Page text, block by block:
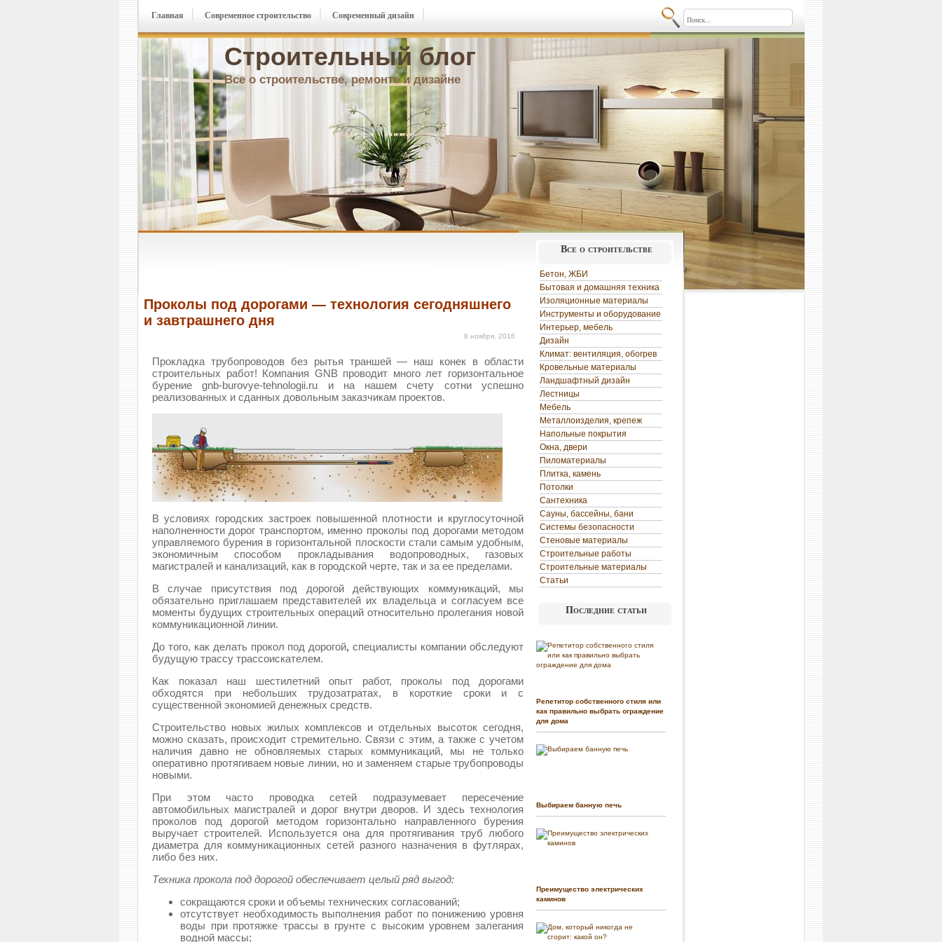
Строительный блог
Все о строительстве, ремонте и дизайне
Главная Современное строительство Современный дизайн
Проколы под дорогами — технология сегодняшнего
и завтрашнего дня
8 ноября, 2016
Прокладка трубопроводов без рытья траншей — наш конек в области
строительных работ! Компания GNB проводит много лет горизонтальное
бурение gnb-burovye-tehnologii.ru и на нашем счету сотни успешно
реализованных и сданных довольным заказчикам проектов.
В условиях городских застроек повышенной плотности и круглосуточной
наполненности дорог транспортом, именно проколы под дорогами методом
управляемого бурения в горизонтальной плоскости стали самым удобным,
экономичным способом прокладывания водопроводных, газовых
магистралей и канализаций, как в городской черте, так и за ее пределами.
​В случае присутствия под дорогой действующих коммуникаций, мы
обязательно приглашаем представителей их владельца и согласуем все
моменты будущих строительных операций относительно пролегания новой
коммуникационной линии.
До того, как делать прокол под дорогой, специалисты компании обследуют
будущую трассу трассоискателем.
Как показал наш шестилетний опыт работ, проколы под дорогами
обходятся при небольших трудозатратах, в короткие сроки и с
существенной экономией денежных средств.
Строительство новых жилых комплексов и отдельных высоток сегодня,
можно сказать, происходит стремительно. Связи с этим, а также с учетом
наличия давно не обновляемых старых коммуникаций, мы не только
оперативно протягиваем новые линии, но и заменяем старые трубопроводы
новыми.
При этом часто проводка сетей подразумевает пересечение
автомобильных магистралей и дорог внутри дворов. И здесь технология
проколов под дорогой методом горизонтально направленного бурения
выручает строителей. Используется она для протягивания труб любого
диаметра для коммуникационных сетей разного назначения в футлярах,
либо без них.
Техника прокола под дорогой обеспечивает целый ряд выгод:
сокращаются сроки и объемы технических согласований;
отсутствует необходимость выполнения работ по понижению уровня
воды при протяжке трассы в грунте с высоким уровнем залегания
водной массы;
Все о строительстве
Бетон, ЖБИ
Бытовая и домашняя техника
Изоляционные материалы
Инструменты и оборудование
Интерьер, мебель
Дизайн
Климат: вентиляция, обогрев
Кровельные материалы
Ландшафтный дизайн
Лестницы
Мебель
Металлоизделия, крепеж
Напольные покрытия
Окна, двери
Пиломатериалы
Плитка, камень
Потолки
Сантехника
Сауны, бассейны, бани
Системы безопасности
Стеновые материалы
Строительные работы
Строительные материалы
Статьи
Последние статьи
Репетитор собственного стиля или
как правильно выбрать ограждение
для дома
Выбираем банную печь
Преимущество электрических
каминов